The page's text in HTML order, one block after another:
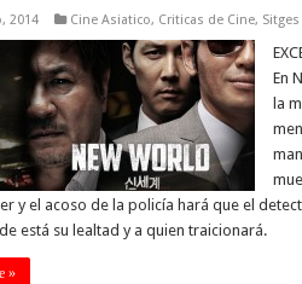
2014 Cine Asiatico, Criticas de Cine, Sitges
En
la
y el acoso de la policía hará que el
está su lealtad y a quien traicionará.
»